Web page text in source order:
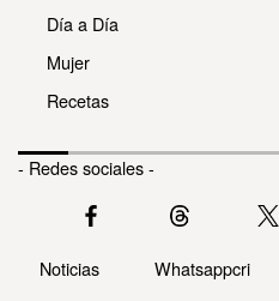
Día a Día
Mujer
Recetas
- Redes sociales -
Noticias Whatsappcri